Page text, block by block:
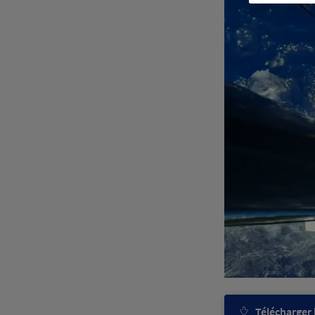
Télécharger